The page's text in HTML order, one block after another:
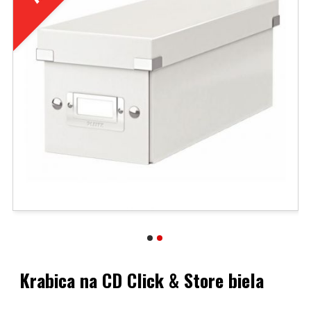
Krabica na CD Click & Store biela